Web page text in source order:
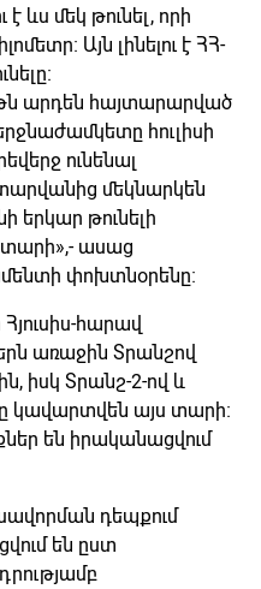
է ևս մեկ թունել, որի
Այն լինելու է ՀՀ-
արդեն հայտարարված
հուլիսի
ունենալ
մեկնարկեն
թունելի
տարի»,- ասաց
փոխտնօրենը։
հարավ
առաջին Տրանշով
իսկ Տրանշ-2-ով և
կավարտվեն այս տարի։
են իրականացվում
դեպքում
են ըստ